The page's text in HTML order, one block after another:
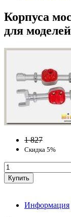
Корпуса
для
1 827
Скидка 5%
Информация